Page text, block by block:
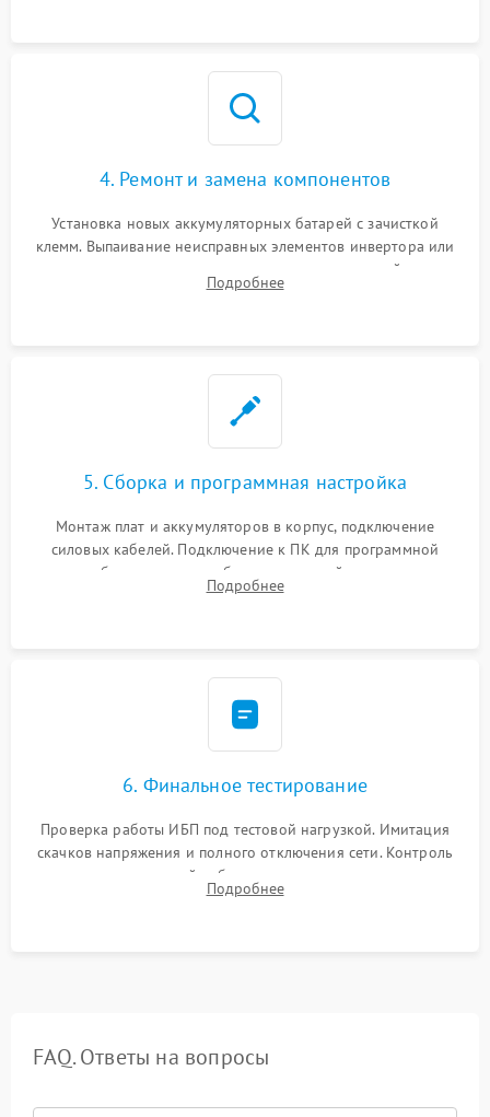
4. Ремонт и замена компонентов
Установка новых аккумуляторных батарей с зачисткой
клемм. Выпаивание неисправных элементов инвертора или
цепи зарядки и монтаж новых радиодеталей.
Восстановление поврежденных токоведущих дорожек и
Подробнее
5. Сборка и программная настройка
Монтаж плат и аккумуляторов в корпус, подключение
силовых кабелей. Подключение к ПК для программной
калибровки констант батареи, настройки порогов
срабатывания AVR и сброса счетчиков старения АКБ.
Подробнее
6. Финальное тестирование
Проверка работы ИБП под тестовой нагрузкой. Имитация
скачков напряжения и полного отключения сети. Контроль
времени автономной работы, температурного режима и
корректности формы выходного сигнала.
Подробнее
FAQ. Ответы на вопросы